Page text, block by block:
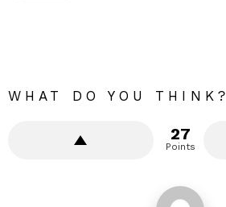
WHAT DO YOU THINK?
27
Points